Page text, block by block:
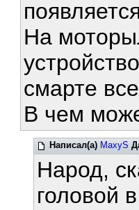
На
смарте
В чем
Написал(а) MaxyS
Народ,
головой